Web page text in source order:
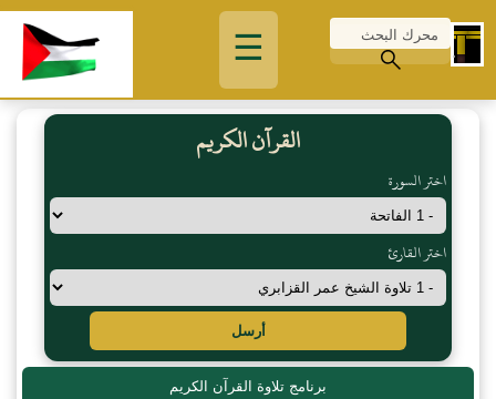
☰
القرآن الكريم
اختر السورة
اختر القارئ
أرسل
برنامج تلاوة القرآن الكريم